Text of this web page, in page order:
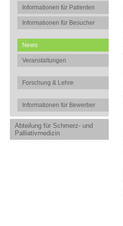
Informationen für Patienten
Informationen für Besucher
News
Veranstaltungen
Forschung & Lehre
Informationen für Bewerber
Abteilung für Schmerz- und
Palliativmedizin